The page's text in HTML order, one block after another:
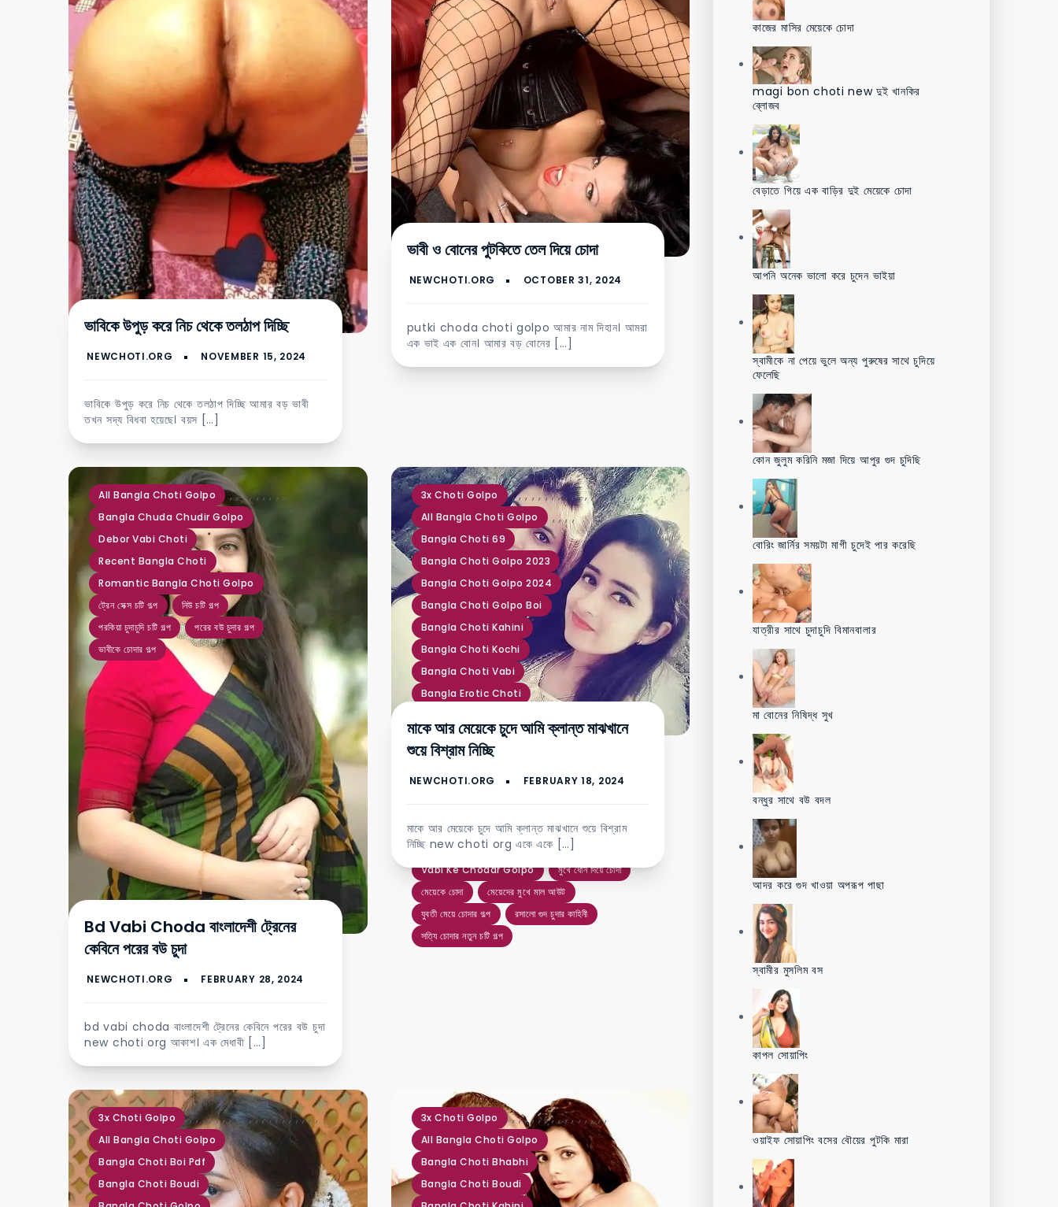
ভাবিকে উপুড় করে নিচ থেকে তলঠাপ দিচ্ছি
ভাবিকে উপুড় করে নিচ থেকে তলঠাপ দিচ্ছি আমার বড় ভাবী
তখন সদ্য বিধবা হয়েছে। বয়স […]
ভাবী ও বোনের পুটকিতে তেল দিয়ে চোদা
putki choda choti golpo আমার নাম দিহান। আমরা
এক ভাই এক বোন। আমার বড় বোনের […]
All Bangla Choti Golpo ,
Bangla Chuda Chudir Golpo
,
Debor Vabi Choti
,
Recent Bangla Choti
,
Romantic Bangla Choti Golpo
,
ট্রেন সেক্স চটি গল্প
,
নিউ চটি গল্প
,
পরকিয়া চুদাচুদি চটি গল্প
,
পরের বউ চুদার গল্প
,
ভাবীকে চোদার গল্প
Bd Vabi Choda বাংলাদেশী ট্রেনের
কেবিনে পরের বউ চুদা
bd vabi choda বাংলাদেশী ট্রেনের কেবিনে পরের বউ চুদা
new choti org আকাশ। এক মেধাবী […]
3x Choti Golpo ,
All Bangla Choti Golpo
,
Bangla Choti 69
,
Bangla Choti Golpo 2023
,
Bangla Choti Golpo 2024
,
Bangla Choti Golpo Boi
,
Bangla Choti Kahini
,
Bangla Choti Kochi
,
Bangla Choti Vabi
,
Bangla Erotic Choti
,,
Bangla Guder Golpo
,
Bangla Jouno Golpo
,
Bangla Panu Golpo
,,,
Kochi Mal Chodar Choti Golpo
,
Vabi Ke Chodar Choti Golpo
,
Vabi Ke Chodar Golpo
,
মুখে ধোন দিয়ে চোদা
,
মেয়েকে চোদা
,
মেয়েদের মুখে মাল আউট
,
যুবতী মেয়ে চোদার গল্প
,
রসালো গুদ চুদার কাহিনী
,
সত্যি চোদার নতুন চটি গল্প
মাকে আর মেয়েকে চুদে আমি ক্লান্ত মাঝখানে
শুয়ে বিশ্রাম নিচ্ছি
মাকে আর মেয়েকে চুদে আমি ক্লান্ত মাঝখানে শুয়ে বিশ্রাম
নিচ্ছি new choti org একে একে […]
3x Choti Golpo ,
All Bangla Choti Golpo
,
Bangla Choti Boi Pdf
,
Bangla Choti Boudi
,,,,,,,,,,,,,,,,,
,,,,,,,
3x Choti Golpo ,
All Bangla Choti Golpo
,
Bangla Choti Bhabhi
,
Bangla Choti Boudi
,,,,,,,,,,,,
কাজের মাসির মেয়েকে চোদা
magi bon choti new দুই খানকির
ব্লোজব
বেড়াতে গিয়ে এক বাড়ির দুই মেয়েকে চোদা
আপনি অনেক ভালো করে চুদেন ভাইয়া
স্বামীকে না পেয়ে ভুলে অন্য পুরুষের সাথে চুদিয়ে
ফেলেছি
কোন জুলুম করিনি মজা দিয়ে আপুর গুদ চুদিছি
বোরিং জার্নির সময়টা মাগী চুদেই পার করেছি
যাত্রীর সাথে চুদাচুদি বিমানবালার
মা বোনের নিষিদ্ধ সুখ
বন্ধুর সাথে বউ বদল
আদর করে গুদ খাওয়া অপরূপ পাছা
স্বামীর মুসলিম বস
কাপল সোয়াপিং
ওয়াইফ সোয়াপিং বসের বৌয়ের পুটকি মারা